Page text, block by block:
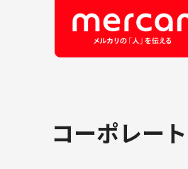
コーポレート